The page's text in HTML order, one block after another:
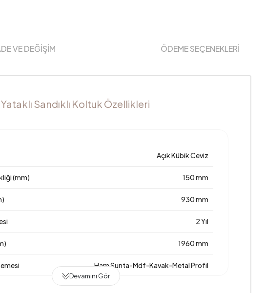
VE DEĞİŞİM ÖDEME SEÇENEKLERİ
Sandıklı Koltuk Özellikleri
Açık Kübik Ceviz
(mm) 150 mm
930 mm
2 Yıl
1960 mm
Ham Sunta-Mdf-Kavak-Metal Profil
Devamını Gör